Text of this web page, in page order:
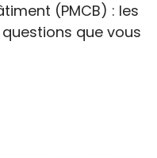
(PMCB) : les
que vous